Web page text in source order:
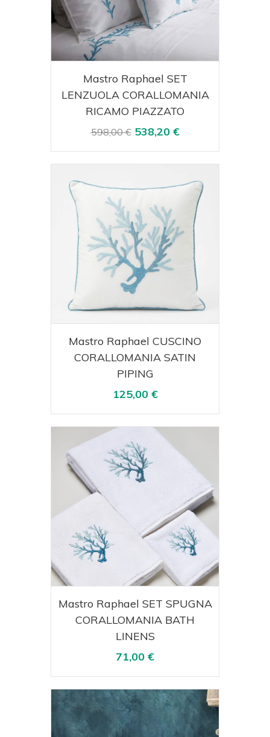
Acquista Visualizza
Mastro Raphael SET
LENZUOLA CORALLOMANIA
RICAMO PIAZZATO
598,00 € 538,20 €
Acquista Visualizza
Mastro Raphael CUSCINO
CORALLOMANIA SATIN
PIPING
125,00 €
Acquista Visualizza
Mastro Raphael SET SPUGNA
CORALLOMANIA BATH
LINENS
71,00 €